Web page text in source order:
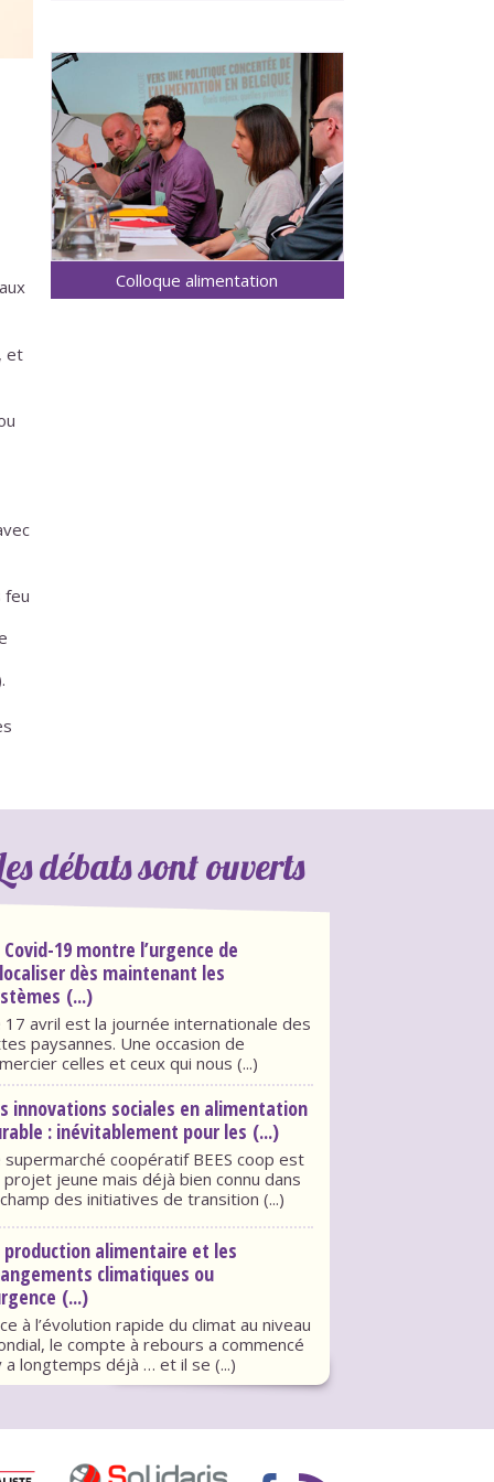
et
feu
Colloque alimentation
débats sont ouverts
Covid-19 montre l’urgence de
dès maintenant les
(...)
17 avril est la journée internationale des
paysannes. Une occasion de
celles et ceux qui nous (...)
innovations sociales en alimentation
: inévitablement pour les (...)
supermarché coopératif BEES coop est
projet jeune mais déjà bien connu dans
des initiatives de transition (...)
production alimentaire et les
climatiques ou
(...)
à l’évolution rapide du climat au niveau
le compte à rebours a commencé
a longtemps déjà … et il se (...)